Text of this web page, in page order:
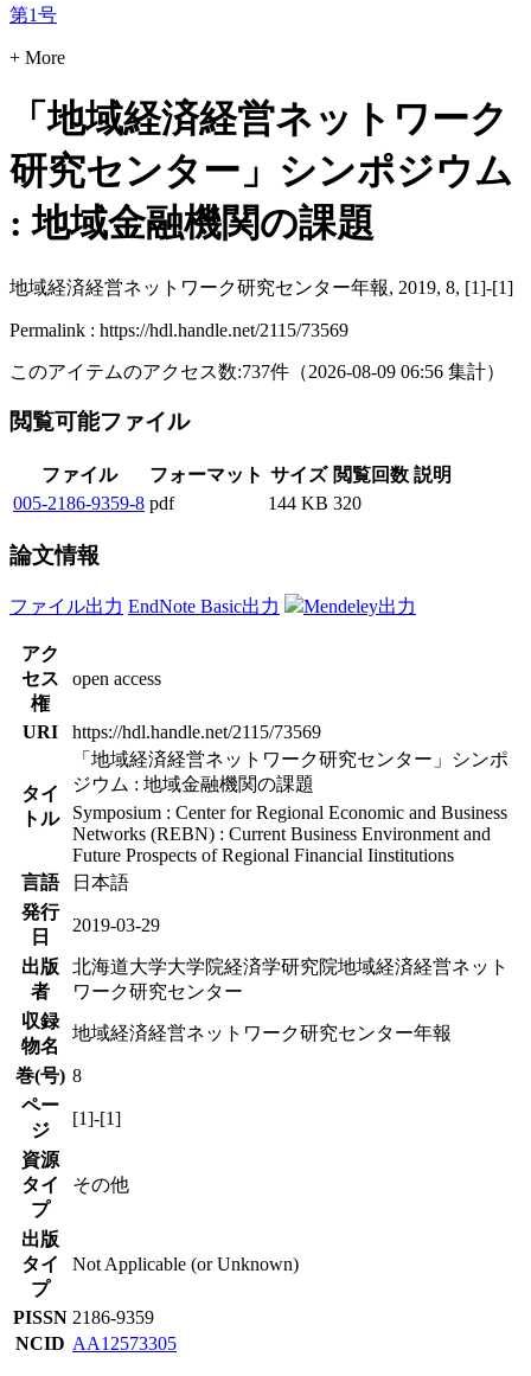
第1号
+ More
「地域経済経営ネットワーク
研究センター」シンポジウム
: 地域金融機関の課題
地域経済経営ネットワーク研究センター年報, 2019, 8, [1]-[1]
Permalink : https://hdl.handle.net/2115/73569
このアイテムのアクセス数:737件 （2026-08-09 06:56 集計）
閲覧可能ファイル
ファイル フォーマット サイズ 閲覧回数 説明
005-2186-9359-8 pdf 144 KB 320
論文情報
ファイル出力 EndNote Basic出力 Mendeley出力
アク
セス
権
open access
URI https://hdl.handle.net/2115/73569
タイ
トル
「地域経済経営ネットワーク研究センター」シンポ
ジウム : 地域金融機関の課題
Symposium : Center for Regional Economic and Business
Networks (REBN) : Current Business Environment and
Future Prospects of Regional Financial Iinstitutions
言語
日本語
発行
日
2019-03-29
出版
者
北海道大学大学院経済学研究院地域経済経営ネット
ワーク研究センター
収録
物名
地域経済経営ネットワーク研究センター年報
巻(号) 8
ペー
ジ
[1]-[1]
資源
タイ
プ
その他
出版
タイ
プ
Not Applicable (or Unknown)
PISSN 2186-9359
NCID AA12573305